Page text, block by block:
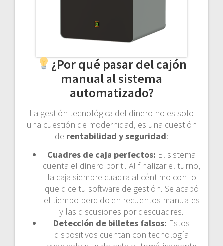
¿Por qué pasar del cajón
manual al sistema
automatizado?
La gestión tecnológica del dinero no es solo
una cuestión de modernidad, es una cuestión
de rentabilidad y seguridad:
Cuadres de caja perfectos: El sistema
cuenta el dinero por ti. Al finalizar el turno,
la caja siempre cuadra al céntimo con lo
que dice tu software de gestión. Se acabó
el tiempo perdido en recuentos manuales
y las discusiones por descuadres.
Detección de billetes falsos: Estos
dispositivos cuentan con tecnología